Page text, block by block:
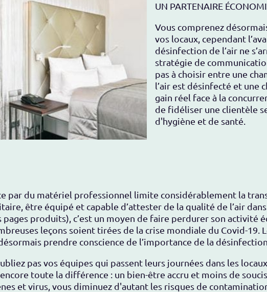
UN PARTENAIRE
Vous comprenez
vos locaux, cependant
désinfection de l’air ne
stratégie de
pas à choisir entre une
l’air est désinfecté et une
gain réel face à la
de fidéliser une clientèle
d'hygiène et de santé.
par du matériel professionnel limite considérablement la
être équipé et capable d’attester de la qualité de l’air
pages produits), c’est un moyen de faire perdurer son activité
leçons soient tirées de la crise mondiale du Covid-19.
prendre conscience de l’importance de la
pas vos équipes qui passent leurs journées dans les
toute la différence : un bien-être accru et moins de
et virus, vous diminuez d'autant les risques de